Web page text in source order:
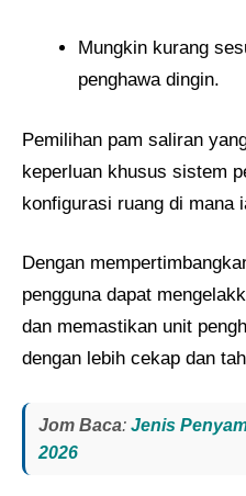
Mungkin kurang
penghawa dingin.
Pemilihan pam saliran
keperluan khusus sistem
konfigurasi ruang di mana
Dengan
pengguna dapat
dan memastikan unit
dengan lebih cekap dan
Jom Baca: Jenis
2026